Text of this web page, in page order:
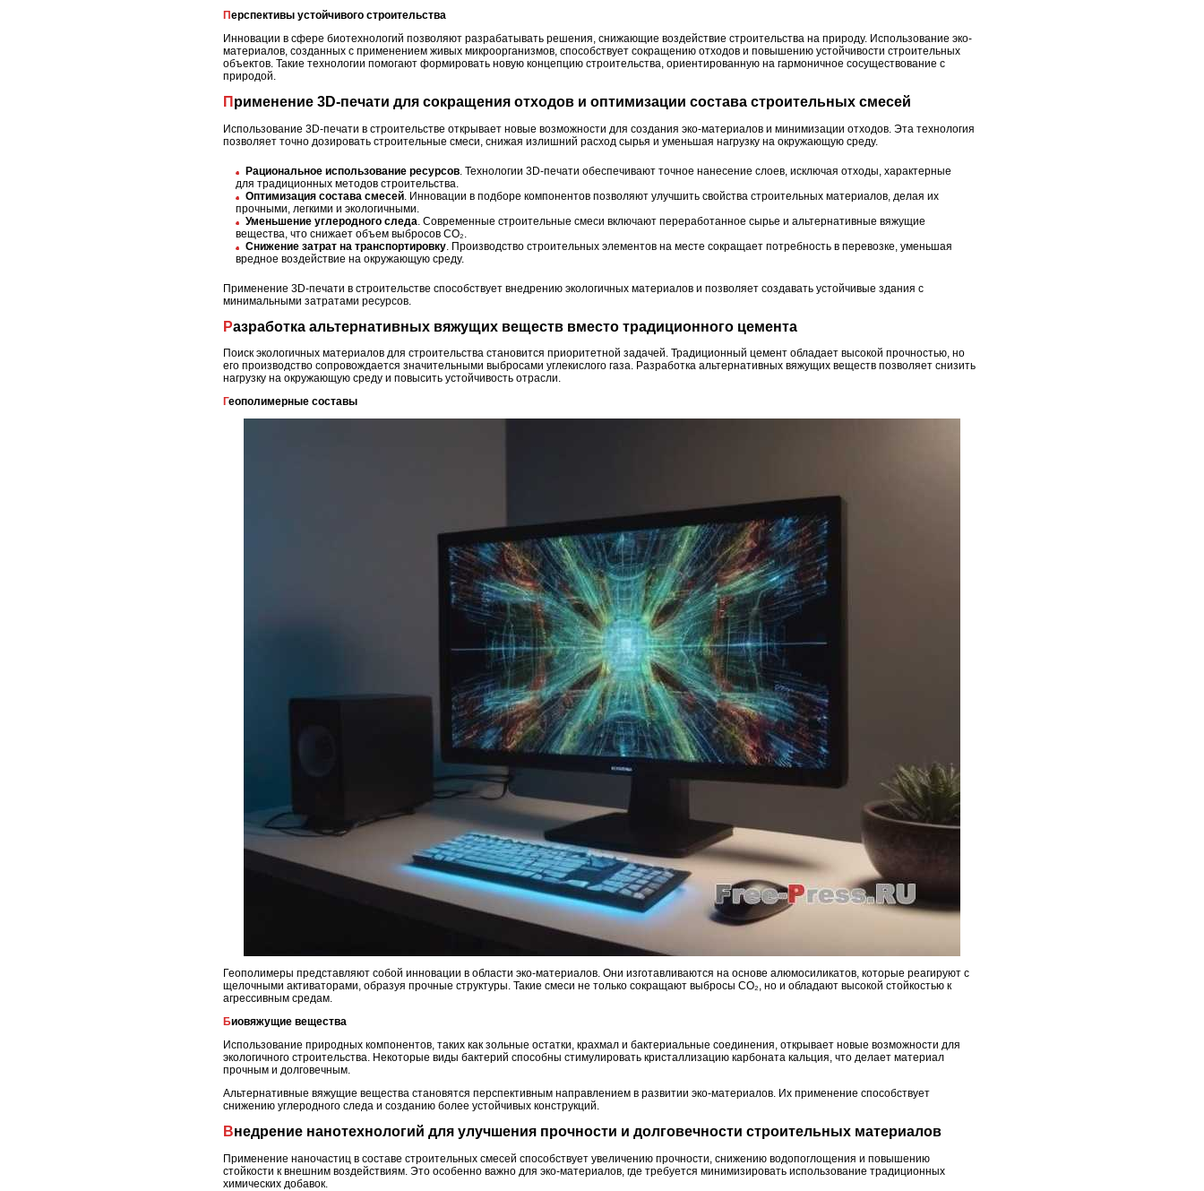
Перспективы устойчивого строительства
Инновации в сфере биотехнологий позволяют разрабатывать решения, снижающие воздействие строительства на природу. Использование эко-
материалов, созданных с применением живых микроорганизмов, способствует сокращению отходов и повышению устойчивости строительных
объектов. Такие технологии помогают формировать новую концепцию строительства, ориентированную на гармоничное сосуществование с
природой.
Применение 3D-печати для сокращения отходов и оптимизации состава строительных смесей
Использование 3D-печати в строительстве открывает новые возможности для создания эко-материалов и минимизации отходов. Эта технология
позволяет точно дозировать строительные смеси, снижая излишний расход сырья и уменьшая нагрузку на окружающую среду.
Рациональное использование ресурсов . Технологии 3D-печати обеспечивают точное нанесение слоев, исключая отходы, характерные
для традиционных методов строительства.
Оптимизация состава смесей . Инновации в подборе компонентов позволяют улучшить свойства строительных материалов, делая их
прочными, легкими и экологичными.
Уменьшение углеродного следа . Современные строительные смеси включают переработанное сырье и альтернативные вяжущие
вещества, что снижает объем выбросов CO₂.
Снижение затрат на транспортировку . Производство строительных элементов на месте сокращает потребность в перевозке, уменьшая
вредное воздействие на окружающую среду.
Применение 3D-печати в строительстве способствует внедрению экологичных материалов и позволяет создавать устойчивые здания с
минимальными затратами ресурсов.
Разработка альтернативных вяжущих веществ вместо традиционного цемента
Поиск экологичных материалов для строительства становится приоритетной задачей. Традиционный цемент обладает высокой прочностью, но
его производство сопровождается значительными выбросами углекислого газа. Разработка альтернативных вяжущих веществ позволяет снизить
нагрузку на окружающую среду и повысить устойчивость отрасли.
Геополимерные составы
Геополимеры представляют собой инновации в области эко-материалов. Они изготавливаются на основе алюмосиликатов, которые реагируют с
щелочными активаторами, образуя прочные структуры. Такие смеси не только сокращают выбросы СО₂, но и обладают высокой стойкостью к
агрессивным средам.
Биовяжущие вещества
Использование природных компонентов, таких как зольные остатки, крахмал и бактериальные соединения, открывает новые возможности для
экологичного строительства. Некоторые виды бактерий способны стимулировать кристаллизацию карбоната кальция, что делает материал
прочным и долговечным.
Альтернативные вяжущие вещества становятся перспективным направлением в развитии эко-материалов. Их применение способствует
снижению углеродного следа и созданию более устойчивых конструкций.
Внедрение нанотехнологий для улучшения прочности и долговечности строительных материалов
Применение наночастиц в составе строительных смесей способствует увеличению прочности, снижению водопоглощения и повышению
стойкости к внешним воздействиям. Это особенно важно для эко-материалов, где требуется минимизировать использование традиционных
химических добавок.